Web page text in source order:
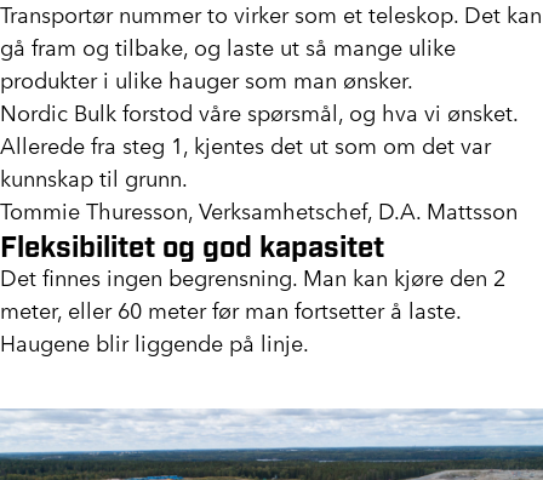
Transportør nummer to virker som et teleskop. Det kan
gå fram og tilbake, og laste ut så mange ulike
produkter i ulike hauger som man ønsker.
Nordic Bulk forstod våre spørsmål, og hva vi ønsket.
Allerede fra steg 1, kjentes det ut som om det var
kunnskap til grunn.
Tommie Thuresson, Verksamhetschef, D.A. Mattsson
Fleksibilitet og god kapasitet
Det finnes ingen begrensning. Man kan kjøre den 2
meter, eller 60 meter før man fortsetter å laste.
Haugene blir liggende på linje.